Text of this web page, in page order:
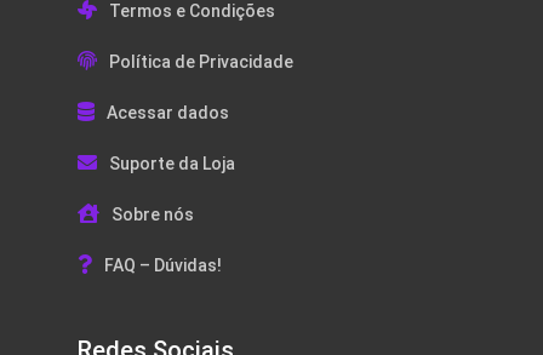
Termos e Condições
Política de Privacidade
Acessar dados
Suporte da Loja
Sobre nós
FAQ – Dúvidas!